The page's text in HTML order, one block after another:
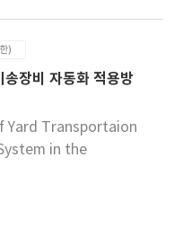
치장에 공 컨테이너가
사용하는 야드 장비에
하는 수식을 유도하
다. 인출비율과 수리
횟수 변화도 분석하였
른 기대 재취급 횟수를
가 혼재된 상태에서
른 기대 재취급 횟수
한 연구가 필요하다.
)
장비 자동화 적용방
Yard Transportaion
in the